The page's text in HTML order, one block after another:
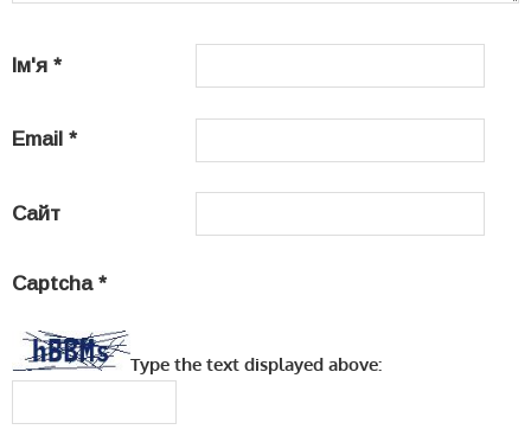
Ім'я *
Email *
Сайт
Captcha *
Type the text displayed above: